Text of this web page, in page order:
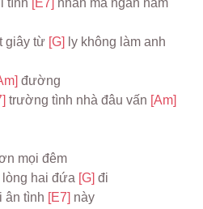
tình [E7] nhân mà ngàn năm
giây từ [G] ly không làm anh
đường
trường tình nhà đâu vấn
mọi đêm
lòng hai đứa [G] đi
ân tình [E7] này